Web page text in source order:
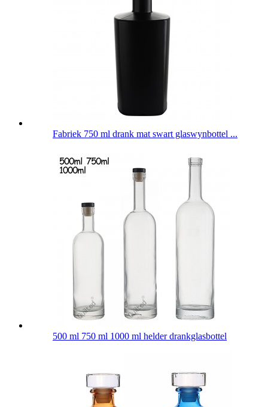
Fabriek 750 ml drank mat swart glaswynbottel ...
500 ml 750 ml 1000 ml helder drankglasbottel